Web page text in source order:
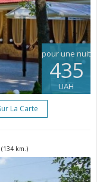
pour une nuit
435
UAH
La Carte
(134 km.)